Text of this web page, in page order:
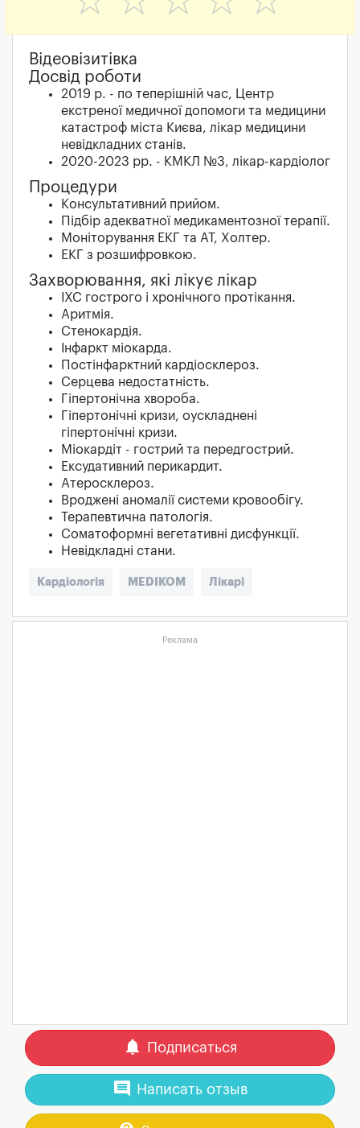
Відеовізитівка
Досвід роботи
2019 р. - по теперішній час, Центр
екстреної медичної допомоги та медицини
катастроф міста Києва, лікар медицини
невідкладних станів.
2020-2023 рр. - КМКЛ №3, лікар-кардіолог
Процедури
Консультативний прийом.
Підбір адекватної медикаментозної терапії.
Моніторування ЕКГ та АТ, Холтер.
ЕКГ з розшифровкою.
Захворювання, які лікує лікар
ІХС гострого і хронічного протікання.
Аритмія.
Стенокардія.
Інфаркт міокарда.
Постінфарктний кардіосклероз.
Серцева недостатність.
Гіпертонічна хвороба.
Гіпертонічні кризи, оускладнені
гіпертонічні кризи.
Міокардіт - гострий та передгострий.
Ексудативний перикардит.
Атеросклероз.
Вроджені аномалії системи кровообігу.
Терапевтична патологія.
Соматоформні вегетативні дисфункції.
Невідкладні стани.
Кардіологія MEDIKOM Лікарі
Реклама
notifications Подписаться
comment Написать отзыв